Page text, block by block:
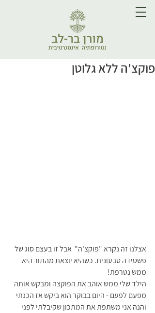
פוקצ'ה ללא גלוטן
אצלנו זה נקרא "פוקצ'ה"  אבל זו בעצם סוג של
פשטידה טבעונית. כשהיא יוצאת מהתור היא
ממש נטרפת!
הילד שלי ממש אוהב את הפוקצה ומבקש אותה
מפעם לפעם - היום בבוקר הוא ביקש אז הכנתי
והנה אני משתפת את המתכון שקיבלתי לפני